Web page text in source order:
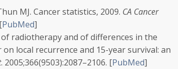
MJ. Cancer statistics, 2009. CA Cancer
[PubMed]
of radiotherapy and of differences in the
local recurrence and 15-year survival: an
. 2005;366(9503):2087–2106. [PubMed]